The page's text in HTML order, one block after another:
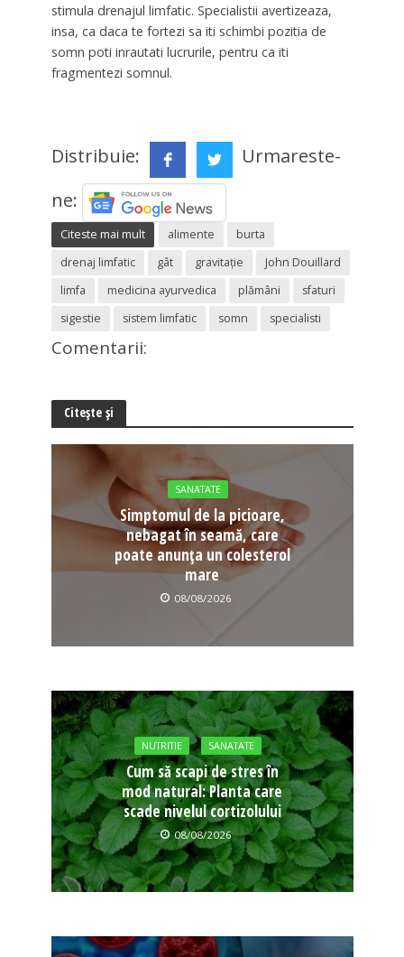
stimula drenajul limfatic. Specialistii avertizeaza,
insa, ca daca te fortezi sa iti schimbi pozitia de
somn poti inrautati lucrurile, pentru ca iti
fragmentezi somnul.
Distribuie:
Urmareste-
ne:
Citeste mai mult alimente
burta
drenaj limfatic
gât gravitaţie
John Douillard
limfa
medicina ayurvedica plămâni
sfaturi
sigestie
sistem limfatic somn specialisti
Comentarii:
Citește și
SANATATE
Simptomul de la picioare,
nebagat în seamă, care
poate anunța un colesterol
mare
08/08/2026
NUTRITIE SANATATE
Cum să scapi de stres în
mod natural: Planta care
scade nivelul cortizolului
08/08/2026